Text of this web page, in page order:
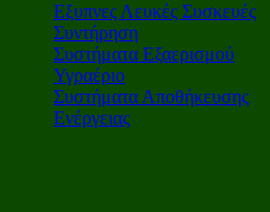
Εξυπνες Λευκές Συσκευές
Συντήρηση
Συστήματα Εξαερισμού
Υγραέριο
Συστήματα Αποθήκευσης
Ενέργειας